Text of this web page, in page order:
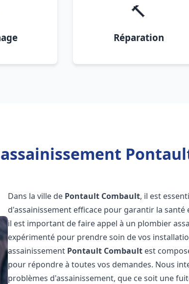
🔨
Réparation
Dans la ville de Pontault Combault, il est
d'assainissement efficace pour garantir la
il est important de faire appel à un plombier
expérimenté pour prendre soin de vos
assainissement Pontault Combault est
pour répondre à toutes vos demandes. Nous
problèmes d'assainissement, que ce soit une